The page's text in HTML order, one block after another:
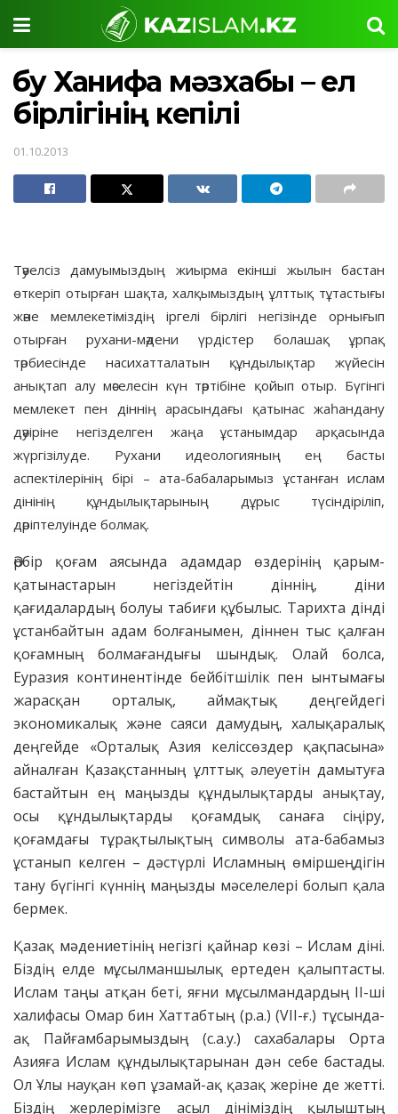
Әбу Ханифа мәзхабы – ел
бірлігінің кепілі
01.10.2013
Тәуелсіз дамуымыздың жиырма екінші жылын бастан
өткеріп отырған шақта, халқымыздың ұлттық тұтастығы
және мемлекетіміздің іргелі бірлігі негізінде орнығып
отырған рухани-мәдени үрдістер болашақ ұрпақ
тәрбиесінде насихатталатын құндылықтар жүйесін
анықтап алу мәселесін күн тәртібіне қойып отыр. Бүгінгі
мемлекет пен діннің арасындағы қатынас жаһандану
дәуіріне негізделген жаңа ұстанымдар арқасында
жүргізілуде. Рухани идеологияның ең басты
аспектілерінің бірі – ата-бабаларымыз ұстанған ислам
дінінің құндылықтарының дұрыс түсіндіріліп,
дәріптелуінде болмақ.
Әрбір қоғам аясында адамдар өздерінің қарым-
қатынастарын негіздейтін діннің, діни
қағидалардың болуы табиғи құбылыс. Тарихта дінді
ұстанбайтын адам болғанымен, діннен тыс қалған
қоғамның болмағандығы шындық. Олай болса,
Еуразия континентінде бейбітшілік пен ынтымағы
жарасқан орталық, аймақтық деңгейдегі
экономикалық және саяси дамудың, халықаралық
деңгейде «Орталық Азия келіссөздер қақпасына»
айналған Қазақстанның ұлттық әлеуетін дамытуға
бастайтын ең маңызды құндылықтарды анықтау,
осы құндылықтарды қоғамдық санаға сіңіру,
қоғамдағы тұрақтылықтың символы ата-бабамыз
ұстанып келген – дәстүрлі Исламның өміршеңдігін
тану бүгінгі күннің маңызды мәселелері болып қала
бермек.
Қазақ мәдениетінің негізгі қайнар көзі – Ислам діні.
Біздің елде мұсылманшылық ертеден қалыптасты.
Ислам таңы атқан беті, яғни мұсылмандардың ІІ-ші
халифасы Омар бин Хаттабтың (р.а.) (VII-ғ.) тұсында-
ақ Пайғамбарымыздың (с.а.у.) сахабалары Орта
Азияға Ислам құндылықтарынан дән себе бастады.
Ол Ұлы науқан көп ұзамай-ақ қазақ жеріне де жетті.
Біздің жерлерімізге асыл дініміздің қылыштың